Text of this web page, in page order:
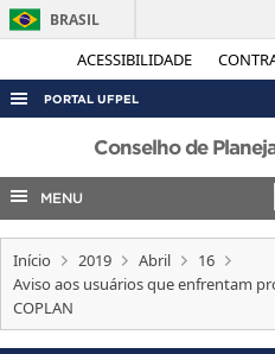
ACESSIBILIDADE
BRASIL
PORTAL UFPEL
ACESSO À INFORMAÇÃO
AUDITORIA
COBALTO
CONCURSOS
EDITAIS
Conselho de
MENU
Início 2019 Abril
16
Aviso aos usuários que enfrentam
COPLAN